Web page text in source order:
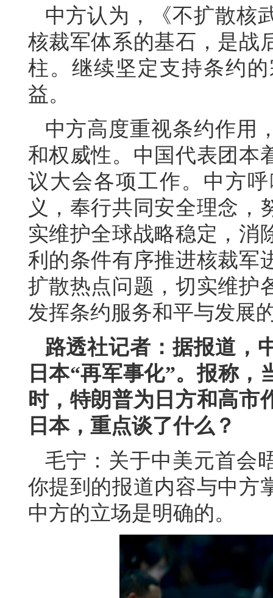
中方认为，《不扩散核
核裁军体系的基石，是战
柱。继续坚定支持条约
益。
中方高度重视条约作用
和权威性。中国代表团本
议大会各项工作。中方
义，奉行共同安全理念，
实维护全球战略稳定，消
利的条件有序推进核裁军
扩散热点问题，切实维护
发挥条约服务和平与发展
路透社记者：据报道，
日本“再军事化”。报称
时，特朗普为日方和高市
日本，重点谈了什么？
毛宁：关于中美元首会
你提到的报道内容与中方
中方的立场是明确的。